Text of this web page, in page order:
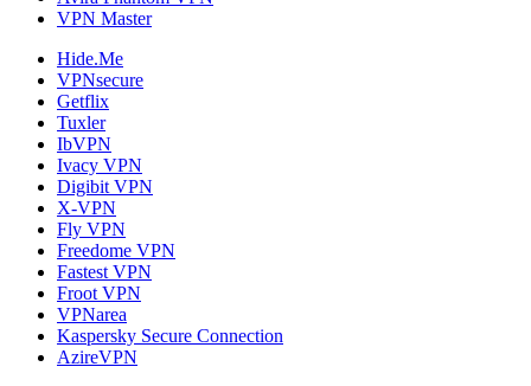
VPN Master
Hide.Me
VPNsecure
Getflix
Tuxler
IbVPN
Ivacy VPN
Digibit VPN
X-VPN
Fly VPN
Freedome VPN
Fastest VPN
Froot VPN
VPNarea
Kaspersky Secure Connection
AzireVPN